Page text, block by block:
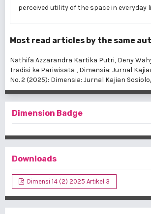
perceived utility of the space in everyday
Most read articles by the same
Nathifa Azzarandra Kartika Putri, Deny
Tradisi ke Pariwisata , Dimensia: Jurnal
No. 2 (2025): Dimensia: Jurnal Kajian
Dimension Badge
Downloads
Dimensi 14 (2) 2025 Artikel 3